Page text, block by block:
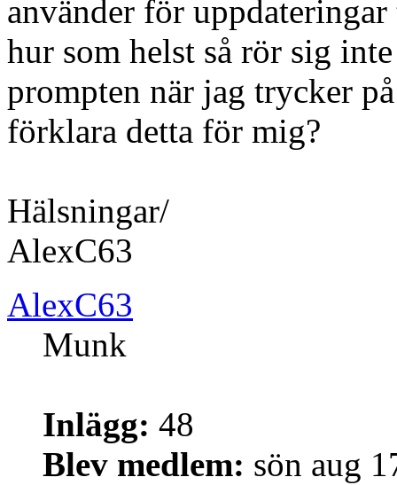
använder för
hur som helst så rör sig
prompten när jag trycker
förklara detta för mig?
Hälsningar/
AlexC63
AlexC63
Munk
Inlägg: 48
Blev medlem: sön aug